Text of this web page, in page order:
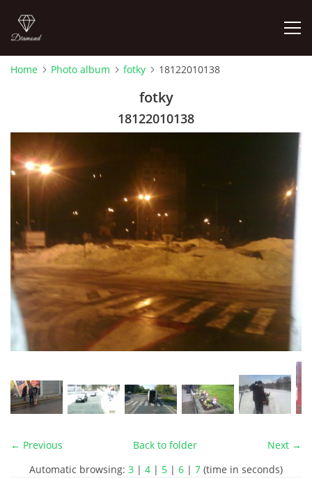
Pepouch
724344838
pepouch@seznam.cz
© 2026 eStránky.cz |RSS|Print|Updated: 2026-06-26| Up ↑
Home Photo album fotky 18122010138
fotky
18122010138
← Previous Next →
Back to folder
Automatic browsing: 3 | 4 | 5 | 6 | 7 (time in seconds)